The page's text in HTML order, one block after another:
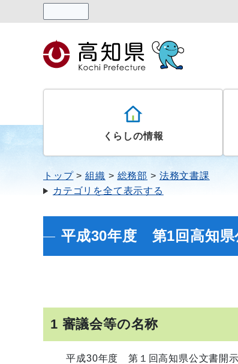
くらしの情報
トップ 組織 総務部
法務文書課
カテゴリを全て表示する
平成30年度 第1回高知県
1 審議会等の名称
平成30年度 第１回高知県公文書開示